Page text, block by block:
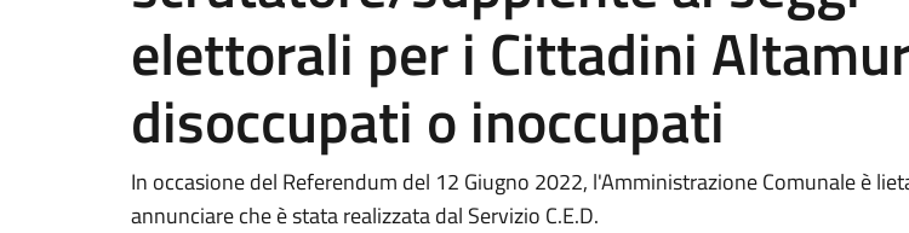
elettorali per i Cittadini
disoccupati o inoccupati
In occasione del Referendum del 12 Giugno 2022, l'Amministrazione Comunale è
annunciare che è stata realizzata dal Servizio C.E.D.